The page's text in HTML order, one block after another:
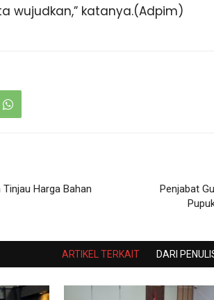
wujudkan,” katanya.(Adpim)
Harga Bahan
Penjabat
ARTIKEL TERKAIT DARI